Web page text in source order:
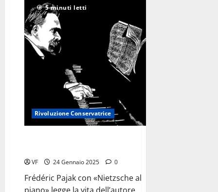
Ondina
Valla,
<br>il
sorriso
che
ha
cambiato
il
mondo
5 minuti letti
Rivoluzione Conservatrice
VF 24 Gennaio 2025 0
Frédéric Pajak con «Nietzsche al